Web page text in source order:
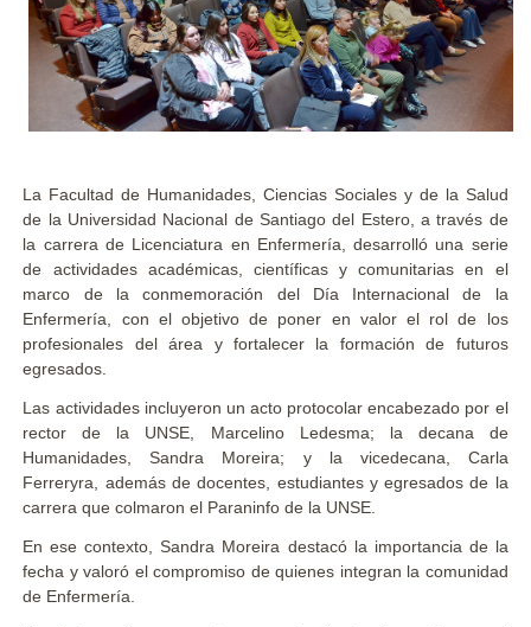
La Facultad de Humanidades, Ciencias Sociales y de la Salud
de la Universidad Nacional de Santiago del Estero, a través de
la carrera de Licenciatura en Enfermería, desarrolló una serie
de actividades académicas, científicas y comunitarias en el
marco de la conmemoración del Día Internacional de la
Enfermería, con el objetivo de poner en valor el rol de los
profesionales del área y fortalecer la formación de futuros
egresados.
Las actividades incluyeron un acto protocolar encabezado por el
rector de la UNSE, Marcelino Ledesma; la decana de
Humanidades, Sandra Moreira; y la vicedecana, Carla
Ferreryra, además de docentes, estudiantes y egresados de la
carrera que colmaron el Paraninfo de la UNSE.
En ese contexto, Sandra Moreira destacó la importancia de la
fecha y valoró el compromiso de quienes integran la comunidad
de Enfermería.